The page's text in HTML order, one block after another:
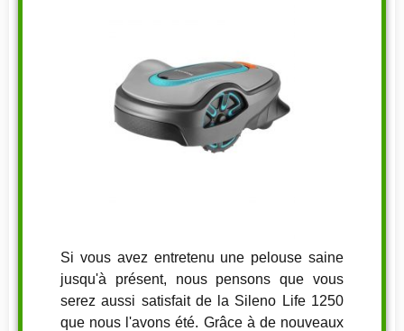
Si vous avez entretenu une pelouse saine
jusqu'à présent, nous pensons que vous
serez aussi satisfait de la Sileno Life 1250
que nous l'avons été. Grâce à de nouveaux